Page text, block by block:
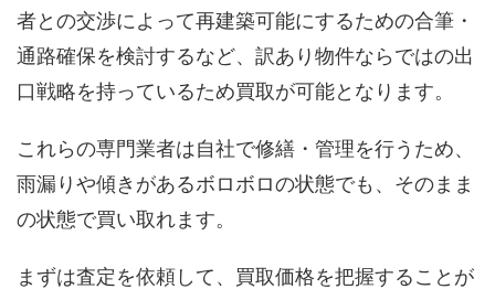
者との交渉によって再建築可能にするための合筆・
通路確保を検討するなど、訳あり物件ならではの出
口戦略を持っているため買取が可能となります。
これらの専門業者は自社で修繕・管理を行うため、
雨漏りや傾きがあるボロボロの状態でも、そのまま
の状態で買い取れます。
まずは査定を依頼して、買取価格を把握することが